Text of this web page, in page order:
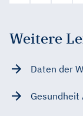
Weitere
Daten der
Gesundheit